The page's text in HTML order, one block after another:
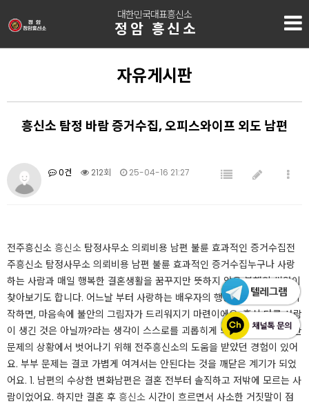
대한민국대표흥신소
정암 흥신소
자유게시판
흥신소 탐정 바람 증거수집, 오피스와이프 외도 남편
0건 212회 25-04-16 21:27
전주흥신소 흥신소 탐정사무소 의뢰비용 남편 불륜 효과적인 증거수집전
주흥신소 탐정사무소 의뢰비용 남편 불륜 효과적인 증거수집누구나 사랑
하는 사람과 매일 행복한 결혼생활을 꿈꾸지만 뜻하지 않은 불행의 씨앗이
찾아보기도 합니다. 어느날 부터 사랑하는 배우자의 행동이 의심스럽기 시
작하면, 마음속에 불안의 그림자가 드리워지기 마련이에요. 혹시 다른 사람
이 생긴 것은 아닐까?라는 생각이 스스로를 괴롭히게 되죠. 저 또한 이러한
문제의 상황에서 벗어나기 위해 전주흥신소의 도움을 받았던 경험이 있어
요. 부부 문제는 결코 가볍게 여겨서는 안된다는 것을 깨닫은 계기가 되었
어요.​ 1. 남편의 수상한 변화남편은 결혼 전부터 솔직하고 저밖에 모르는 사
람이었어요. 하지만 결혼 후 흥신소 시간이 흐르면서 사소한 거짓말이 점